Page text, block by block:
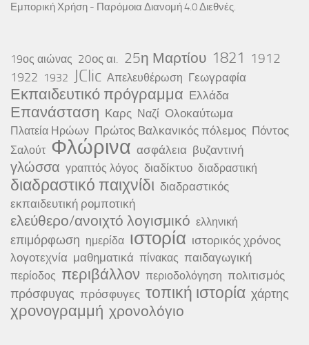
Εμπορική Χρήση - Παρόμοια Διανομή 4.0 Διεθνές.
19ος αιώνας 20ος αι. 25η Μαρτίου 1821 1912
1922 1932 JClic Απελευθέρωση Γεωγραφία
Εκπαιδευτικό πρόγραμμα Ελλάδα
Επανάσταση Καρς Ναζί Ολοκαύτωμα
Πλατεία Ηρώων Πρώτος Βαλκανικός πόλεμος Πόντος
Σαλούτ Φλώρινα ασφάλεια βυζαντινή
γλώσσα γραπτός λόγος διαδίκτυο διαδραστική
διαδραστικό παιχνίδι διαδραστικός
εκπαιδευτική ρομποτική
ελεύθερο/ανοιχτό λογισμικό ελληνική
επιμόρφωση ημερίδα ιστορία ιστορικός χρόνος
λογοτεχνία μαθηματικά πίνακας παιδαγωγική
περίοδος περιβάλλον περιοδολόγηση πολιτισμός
πρόσφυγας πρόσφυγες τοπική ιστορία χάρτης
χρονογραμμή χρονολόγιο